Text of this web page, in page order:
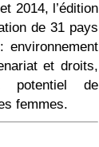
2014, l’édition
de 31 pays
et droits,
potentiel de
femmes.